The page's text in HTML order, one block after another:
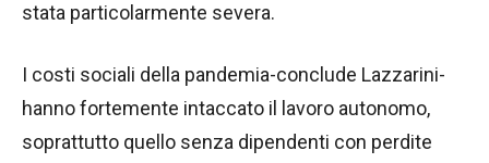
stata particolarmente severa.
I costi sociali della pandemia-conclude Lazzarini-
hanno fortemente intaccato il lavoro autonomo,
soprattutto quello senza dipendenti con perdite